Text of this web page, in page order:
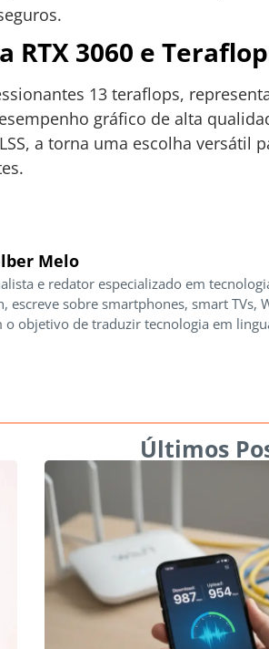
RTX 3060 e
13 teraflops,
gráfico de alta
a torna uma escolha versátil
Melo
e redator especializado em
escreve sobre smartphones, smart
o objetivo de traduzir tecnologia em
Últimos